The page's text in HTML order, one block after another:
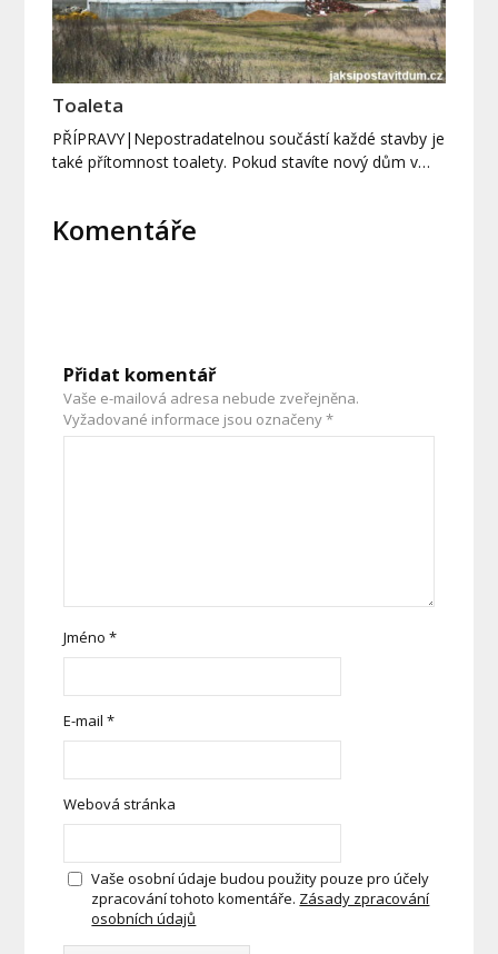
Toaleta
PŘÍPRAVY|Nepostradatelnou součástí každé stavby je
také přítomnost toalety. Pokud stavíte nový dům v…
Komentáře
Přidat komentář
Vaše e-mailová adresa nebude zveřejněna.
Vyžadované informace jsou označeny*
Jméno*
E-mail*
Webová stránka
Vaše osobní údaje budou použity pouze pro účely
zpracování tohoto komentáře. Zásady zpracování
osobních údajů